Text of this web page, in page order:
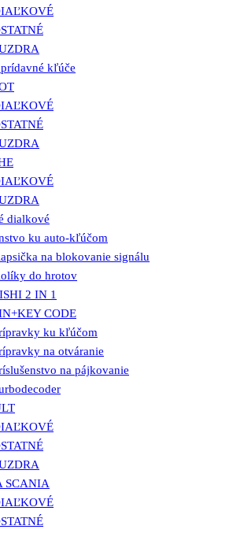
prídavné kľúče
dialkové
ku auto-kľúčom
na blokovanie signálu
do hrotov
2 IN 1
CODE
ku kľúčom
na otváranie
na pájkovanie
SCANIA